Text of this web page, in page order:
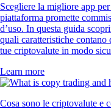
Scegliere la migliore app
piattaforma promette
d’uso. In questa guida
quali caratteristiche contano
tue criptovalute in modo
Learn more
Cosa sono le criptovalute e